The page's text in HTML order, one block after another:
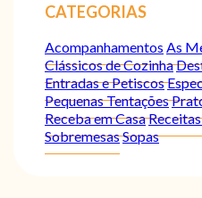
CATEGORIAS
Acompanhamentos As
Clássicos de Cozinha
Entradas e Petiscos
Pequenas Tentações
Receba em Casa
SobremesasSopas